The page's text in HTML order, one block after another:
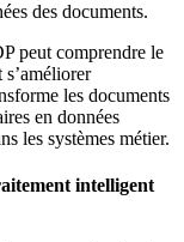
des documents.
peut comprendre le
s’améliorer
les documents
en données
les systèmes métier.
intelligent